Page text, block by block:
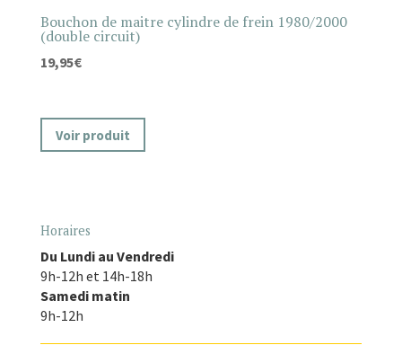
Bouchon de maitre cylindre de frein 1980/2000
(double circuit)
19,95€
Voir produit
Horaires
Du Lundi au Vendredi
9h-12h et 14h-18h
Samedi matin
9h-12h